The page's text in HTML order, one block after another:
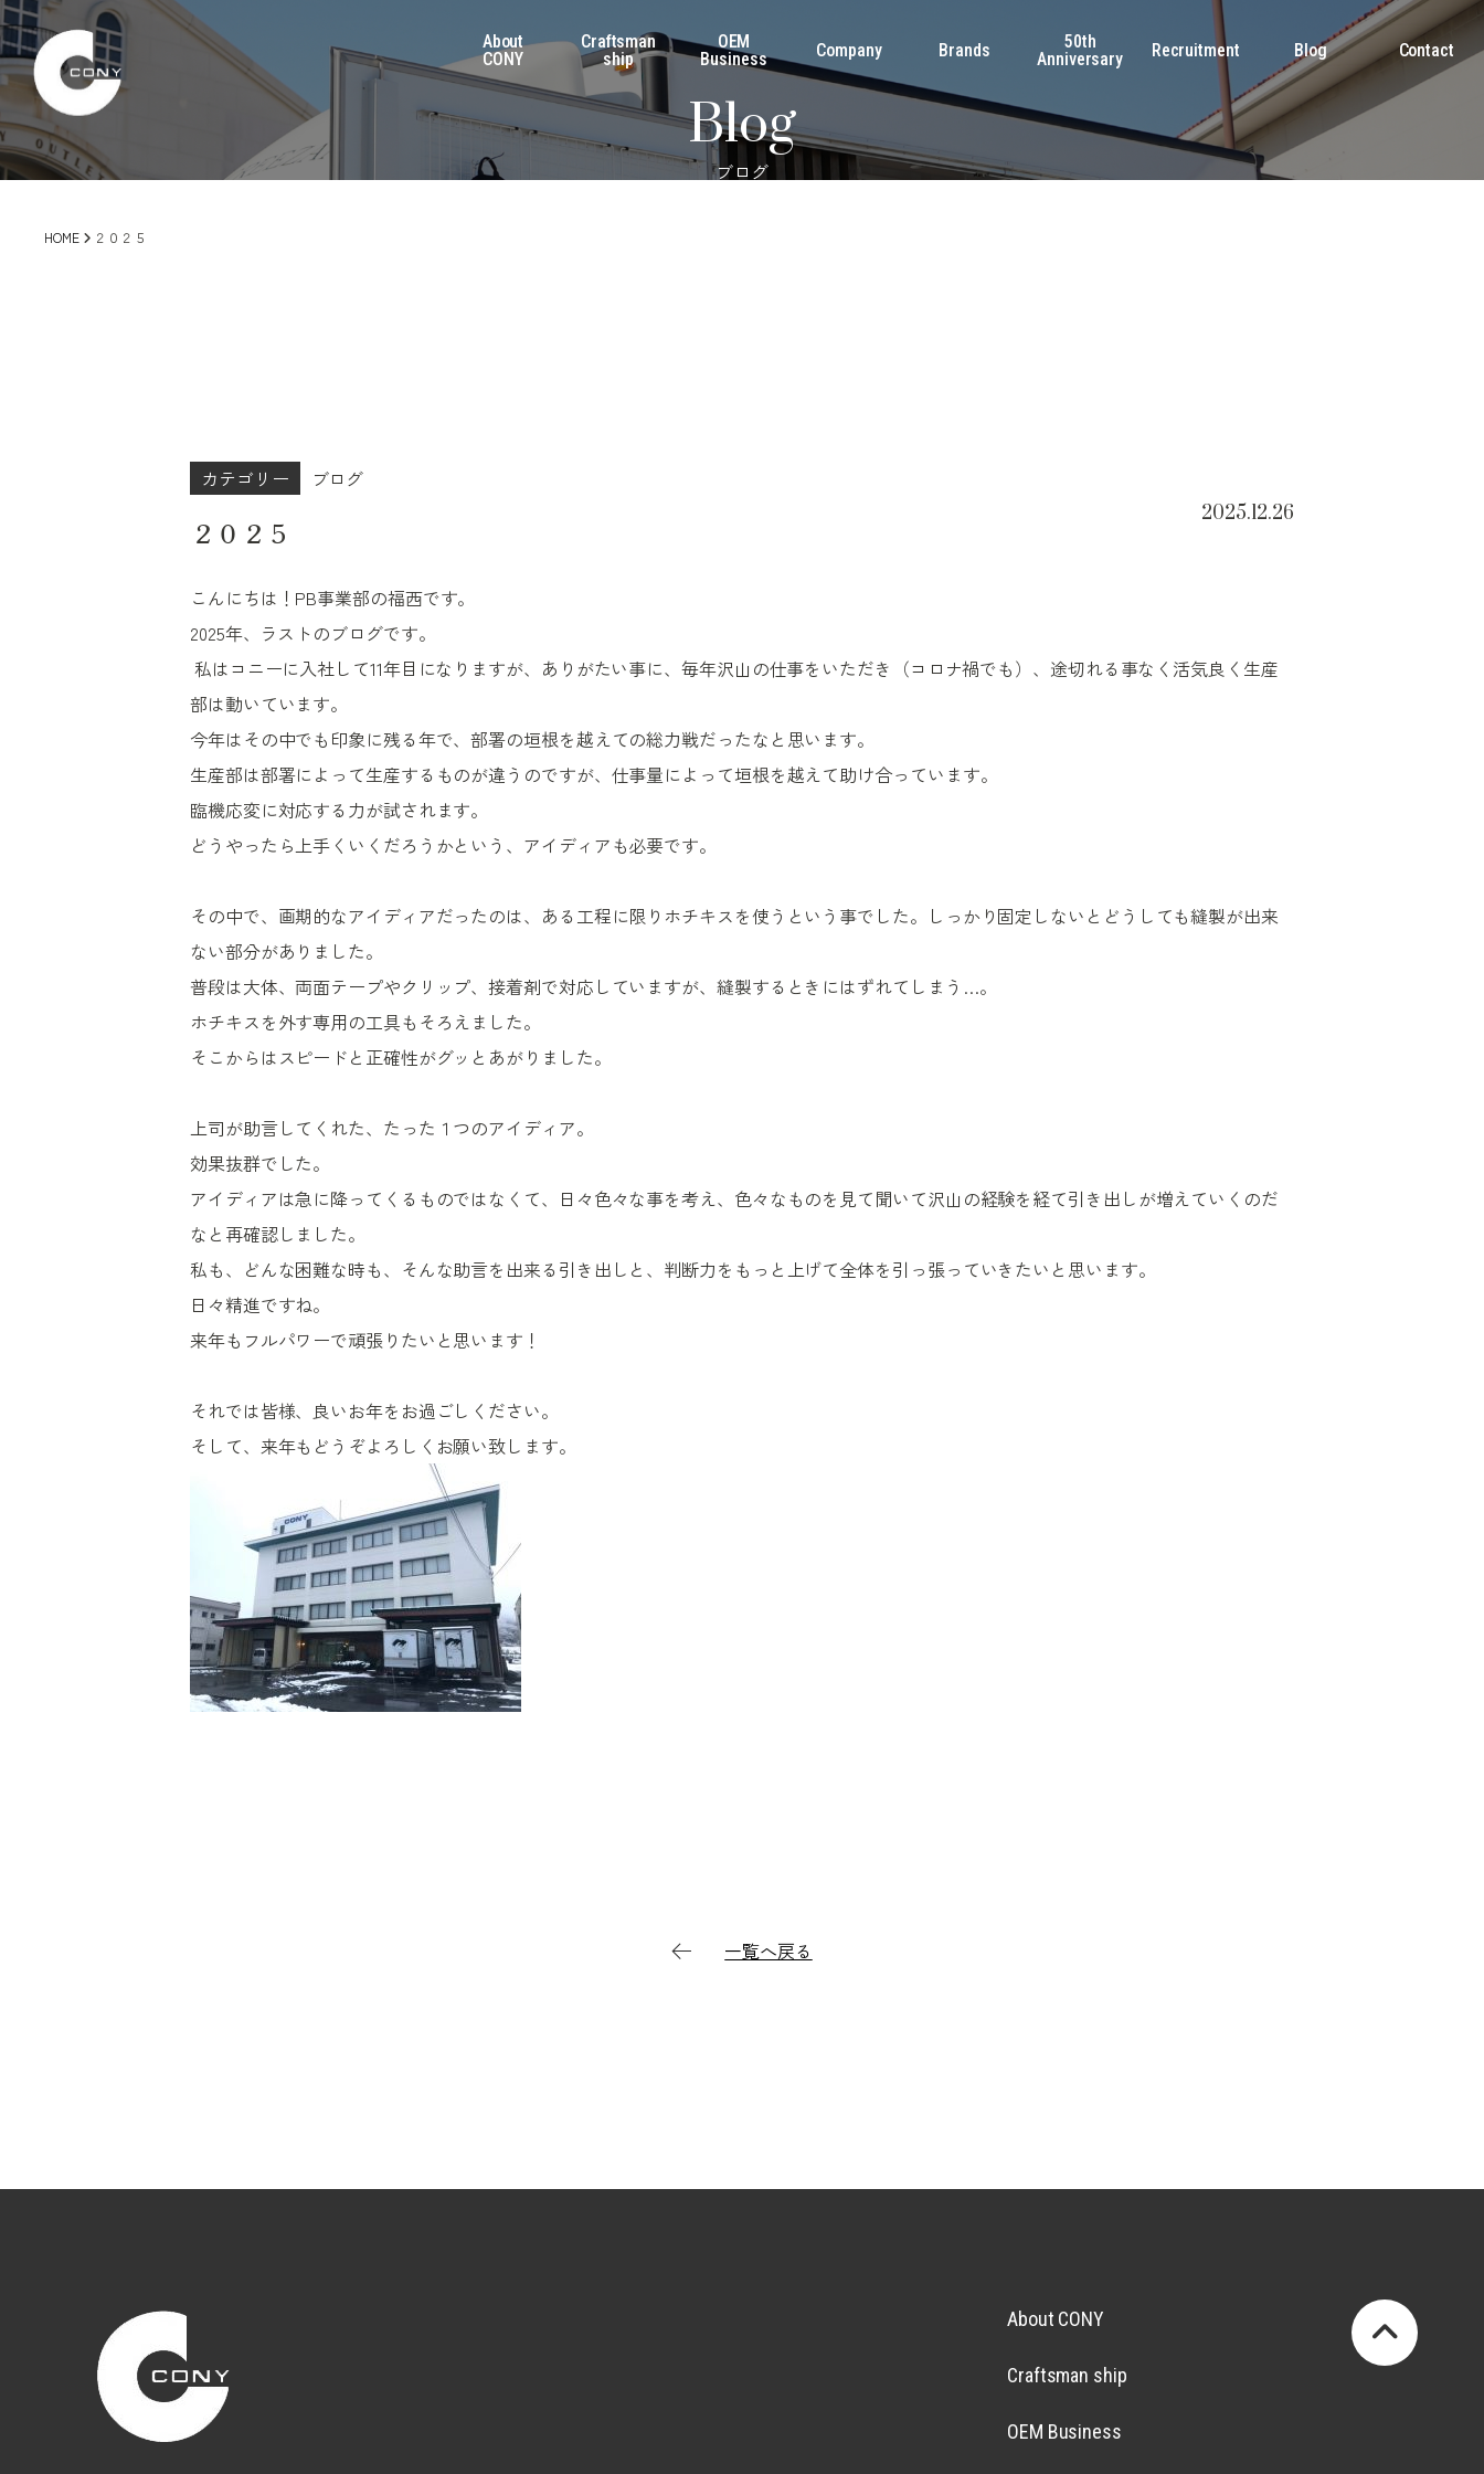
About
CONY
Craftsman
ship
OEM
Business
Company Brands
50th
Anniversary
Recruitment Blog Contact
Blog
ブログ
HOME ２０２５
カテゴリー ブログ
２０２５ 2025.12.26
こんにちは！ PB事業部の福西です。
2025年、ラストのブログです。
私はコニーに入社して11年目になりますが、ありがたい事に、毎年沢山の仕事をいただき（コロナ禍でも）、途切れる事なく活気良く生産
部は動いています。
今年はその中でも印象に残る年で、部署の垣根を越えての総力戦だったなと思います。
生産部は部署によって生産するものが違うのですが、仕事量によって垣根を越えて助け合っています。
臨機応変に対応する力が試されます。
どうやったら上手くいくだろうかという、アイディアも必要です。
その中で、画期的なアイディアだったのは、ある工程に限りホチキスを使うという事でした。しっかり固定しないとどうしても縫製が出来
ない部分がありました。
普段は大体、両面テープやクリップ、接着剤で対応していますが、縫製するときにはずれてしまう…。
ホチキスを外す専用の工具もそろえました。
そこからはスピードと正確性がグッとあがりました。
上司が助言してくれた、たった１つのアイディア。
効果抜群でした。
アイディアは急に降ってくるものではなくて、日々色々な事を考え、色々なものを見て聞いて沢山の経験を経て引き出しが増えていくのだ
なと再確認しました。
私も、どんな困難な時も、そんな助言を出来る引き出しと、判断力をもっと上げて全体を引っ張っていきたいと思います。
日々精進ですね。
来年もフルパワーで頑張りたいと思います！
それでは皆様、良いお年をお過ごしください。
そして、来年もどうぞよろしくお願い致します。
一覧へ戻る
About CONY
Craftsman ship
OEM Business